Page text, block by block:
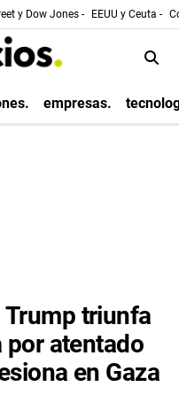
y Dow Jones - EEUU y Ceuta -
empresas.
Trump triunfa
por atentado
en Gaza